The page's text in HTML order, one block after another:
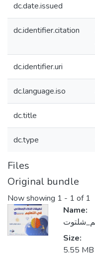
dc.date.issued
dc.identifier.citation
dc.identifier.uri
dc.language.iso
dc.title
dc.type
Files
Original bundle
Now showing 1 - 1 of 1
Name:
Size:
5.55 MB